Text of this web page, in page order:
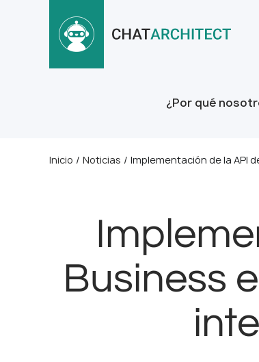
¿Por qué
Inicio / Noticias / Implementación de la API
Business